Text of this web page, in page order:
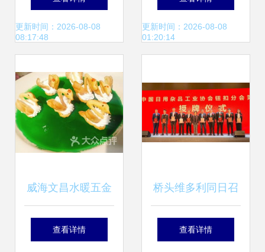
榜
更新时间：2026-08-08
08:17:48
新记忆
更新时间：2026-08-08
01:20:14
威海文昌水暖五金
与日用杂品附近的
查看详情
桥头维多利同日召
开两大全国性盛
查看详情